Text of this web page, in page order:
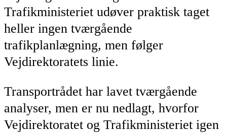
Trafikministeriet udøver praktisk taget
heller ingen tværgående
trafikplanlægning, men følger
Vejdirektoratets linie.
Transportrådet har lavet tværgående
analyser, men er nu nedlagt, hvorfor
Vejdirektoratet og Trafikministeriet igen